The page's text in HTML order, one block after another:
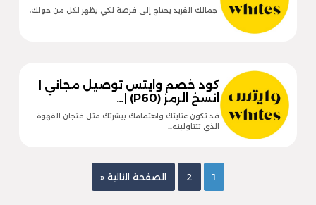
جمالك الفريد يحتاج إلى فرصة لكي يظهر لكل من حولك،
…
كود خصم وايتس توصيل مجاني |
انسخ الرمز (P60) |…
قد تكون عنايتك واهتمامك ببشرتك مثل فنجان القهوة
الذي تتناولينه…
1
2 الصفحة التالية «